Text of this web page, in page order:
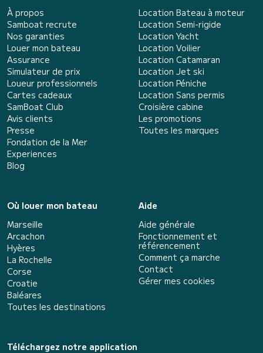
À propos
Samboat recrute
Nos garanties
Louer mon bateau
Assurance
Simulateur de prix
Loueur professionnels
Cartes cadeaux
SamBoat Club
Avis clients
Presse
Fondation de la Mer
Experiences
Blog
Location Bateau à moteur
Location Semi-rigide
Location Yacht
Location Voilier
Location Catamaran
Location Jet ski
Location Péniche
Location Sans permis
Croisière cabine
Les promotions
Toutes les marques
Où louer mon bateau
Marseille
Arcachon
Hyères
La Rochelle
Corse
Croatie
Baléares
Toutes les destinations
Aide
Aide générale
Fonctionnement et
référencement
Comment ça marche
Contact
Gérer mes cookies
Téléchargez notre application